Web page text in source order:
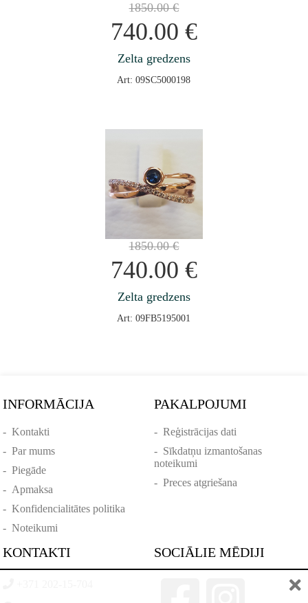
1850.00€
740.00 €
Zelta gredzens
Art: 09SC5000198
1850.00€
740.00 €
Zelta gredzens
Art: 09FB5195001
INFORMĀCIJA
-Kontakti
-Par mums
-Piegāde
- Apmaksa
-Konfidencialitātes politika
-Noteikumi
PAKALPOJUMI
- Reģistrācijas dati
- Sīkdatņu izmantošanas
noteikumi
- Preces atgriešana
KONTAKTI SOCIĀLIE MĒDIJI